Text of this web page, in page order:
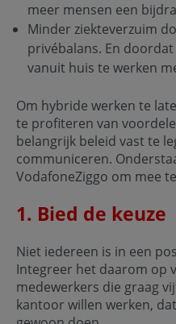
meer mensen een
Minder ziekteverzuim
privébalans. En
vanuit huis te werken
Om hybride werken te
te profiteren van
belangrijk beleid vast te
communiceren.
VodafoneZiggo om mee
1. Bied de keuze
Niet iedereen is in een
Integreer het daarom op
medewerkers die graag
kantoor willen werken,